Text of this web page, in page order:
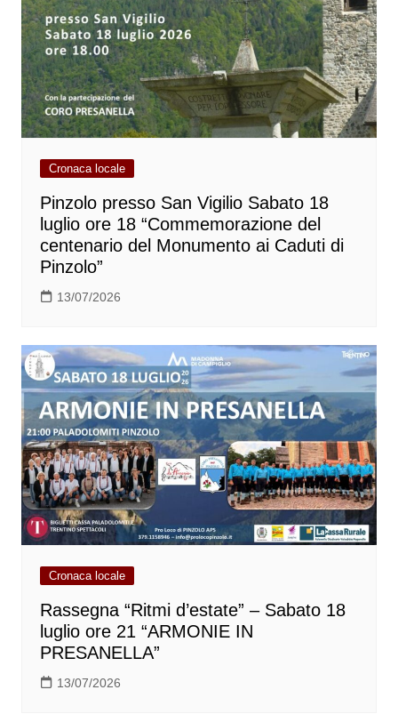
Cronaca locale
Pinzolo presso San Vigilio Sabato 18
luglio ore 18 “Commemorazione del
centenario del Monumento ai Caduti di
Pinzolo”
13/07/2026
Cronaca locale
Rassegna “Ritmi d’estate” – Sabato 18
luglio ore 21 “ARMONIE IN
PRESANELLA”
13/07/2026